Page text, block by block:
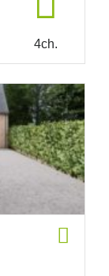
4ch.